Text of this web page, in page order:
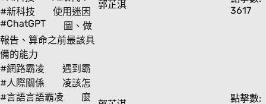
#新科技
#ChatGPT
使用迷因
圖、做
報告、算命之前最該具
備的能力
郭芷淇
3617
#網路霸凌
#人際關係
#言語言語霸凌
遇到霸
凌該怎
麼
點擊數: